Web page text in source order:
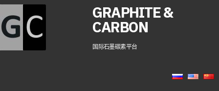
GRAPHITE &
CARBON
国际石墨碳素平台